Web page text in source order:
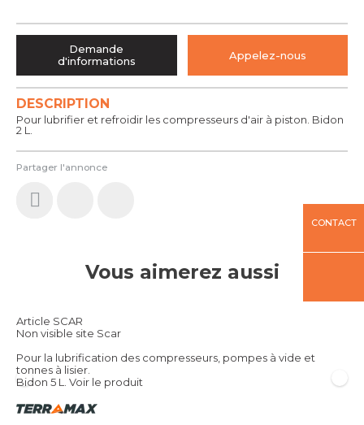
Partager l'annonce
DESCRIPTION
Pour lubrifier et refroidir les compresseurs d'air à piston. Bidon
2 L.
Demande
d'informations
Appelez-nous
Vous aimerez aussi
Article SCAR
Non visible site Scar
Pour la lubrification des compresseurs, pompes à vide et
tonnes à lisier.
Bidon 5 L.
Voir le produit
CONTACT